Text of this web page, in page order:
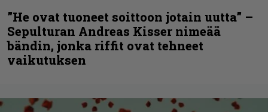
”He ovat tuoneet soittoon jotain uutta” –
Sepulturan Andreas Kisser nimeää
bändin, jonka riffit ovat tehneet
vaikutuksen